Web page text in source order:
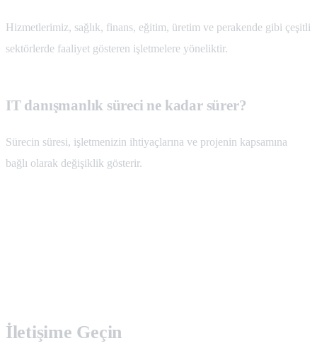
Hizmetlerimiz, sağlık, finans, eğitim, üretim ve perakende gibi çeşitli
sektörlerde faaliyet gösteren işletmelere yöneliktir.
IT danışmanlık süreci ne kadar sürer?
Sürecin süresi, işletmenizin ihtiyaçlarına ve projenin kapsamına
bağlı olarak değişiklik gösterir.
İletişime Geçin